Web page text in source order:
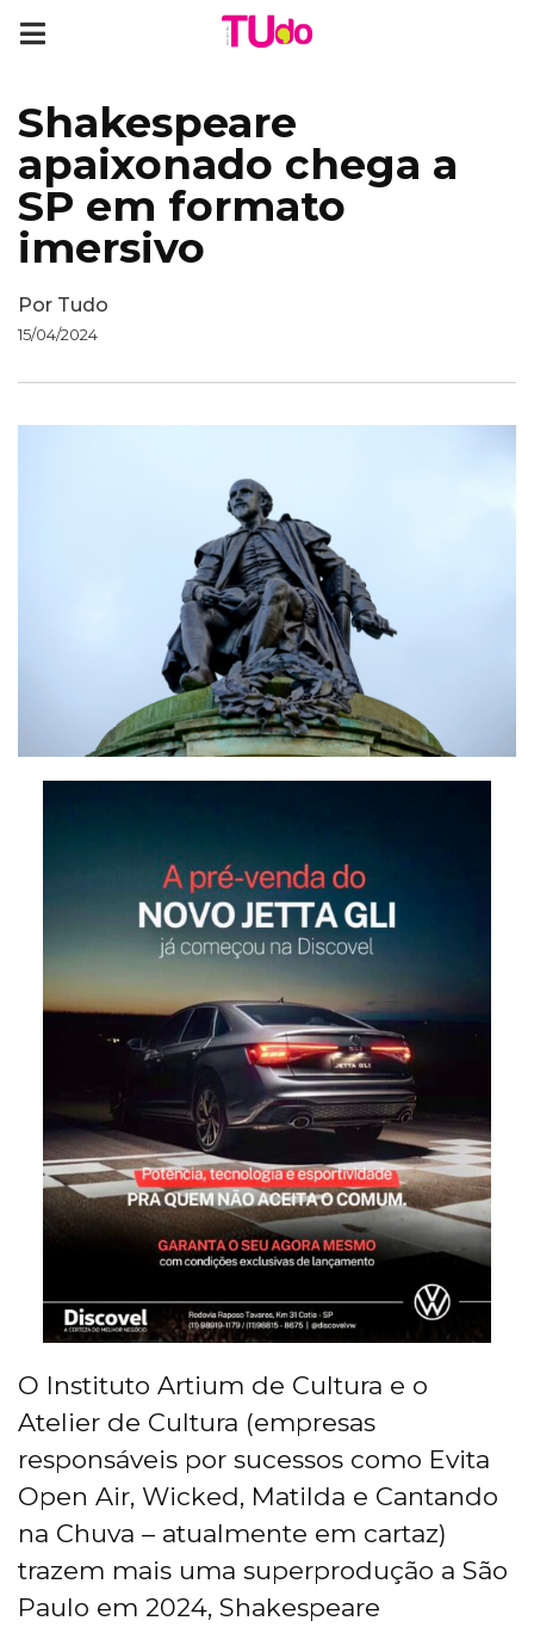
Shakespeare
apaixonado chega a
SP em formato
imersivo
Por Tudo
15/04/2024
O Instituto Artium de Cultura e o
Atelier de Cultura (empresas
responsáveis por sucessos como Evita
Open Air, Wicked, Matilda e Cantando
na Chuva – atualmente em cartaz)
trazem mais uma superprodução a São
Paulo em 2024, Shakespeare